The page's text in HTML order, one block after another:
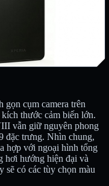
cụm camera trên
thước cảm biến lớn.
vẫn giữ nguyên phong
đặc trưng. Nhìn chung,
hợp với ngoại hình tổng
hơi hướng hiện đại và
sẽ có các tùy chọn màu